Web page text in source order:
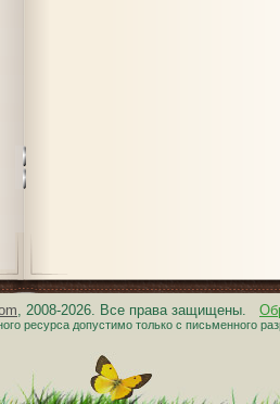
, 2008-2026. Все права защищены.
ресурса допустимо только с письменного